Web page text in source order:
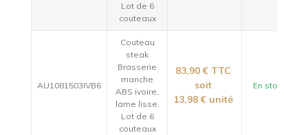
Lot de 6
couteaux
AU1081503IVB6
Couteau
steak
Brasserie
manche
ABS ivoire,
lame lisse,
Lot de 6
couteaux
83,90 € TTC
soit
13,98 € unité
En stock